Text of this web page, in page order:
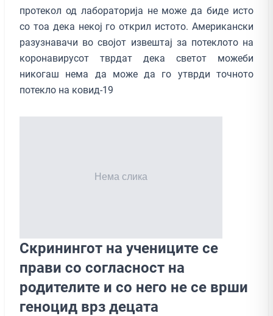
протекол од лабораторија не може да биде исто
со тоа дека некој го открил истото. Американски
разузнавачи во својот извештај за потеклото на
коронавирусот тврдат дека светот можеби
никогаш нема да може да го утврди точното
потекло на ковид-19
Скринингот на учениците се
прави со согласност на
родителите и со него не се врши
геноцид врз децата